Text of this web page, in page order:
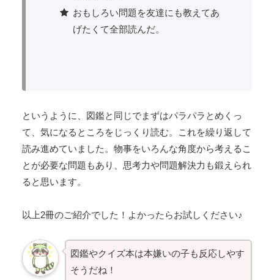
おもしろい問題を友達にも教えてあ
げたくて全部読んだ。
というように、図鑑と同じでまずはパラパラとめくっ
て、気になるところをじっくり読む。これを繰り返して
読み進めていました。物事をいろんな角度から考えるこ
とが必要な問題もあり、思考力や問題解決力も鍛えられ
ると思います。
以上2冊のご紹介でした！よかったらお試しください♪
図鑑やクイズ本は本嫌いの子も反応しやす
そうだね！